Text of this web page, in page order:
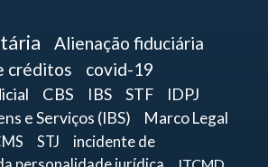
Alienação fiduciária
créditos
covid-19
CBS IBS STF
IDPJ
e Serviços (IBS)
Marco Legal
STJ
incidente de